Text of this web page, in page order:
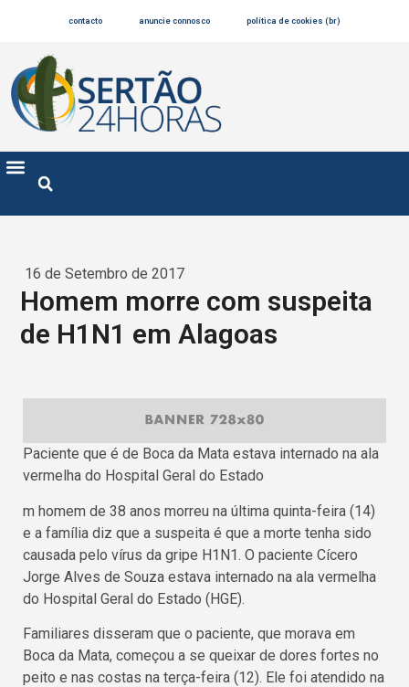
contacto anuncie connosco política de cookies (br)
16 de Setembro de 2017
Homem morre com suspeita
de H1N1 em Alagoas
Paciente que é de Boca da Mata estava internado na ala
vermelha do Hospital Geral do Estado
m homem de 38 anos morreu na última quinta-feira (14)
e a família diz que a suspeita é que a morte tenha sido
causada pelo vírus da gripe H1N1. O paciente Cícero
Jorge Alves de Souza estava internado na ala vermelha
do Hospital Geral do Estado (HGE).
Familiares disseram que o paciente, que morava em
Boca da Mata, começou a se queixar de dores fortes no
peito e nas costas na terça-feira (12). Ele foi atendido na